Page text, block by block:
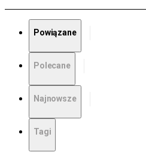
Powiązane
Polecane
Najnowsze
Tagi